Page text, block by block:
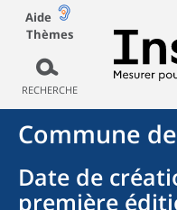
Aide
Thèmes
RECHERCHE
Commune de
Date de
première